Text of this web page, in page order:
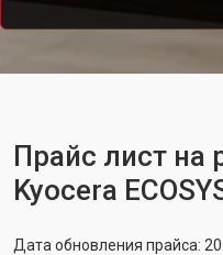
Прайс лист на
Kyocera
Дата обновления прайса: